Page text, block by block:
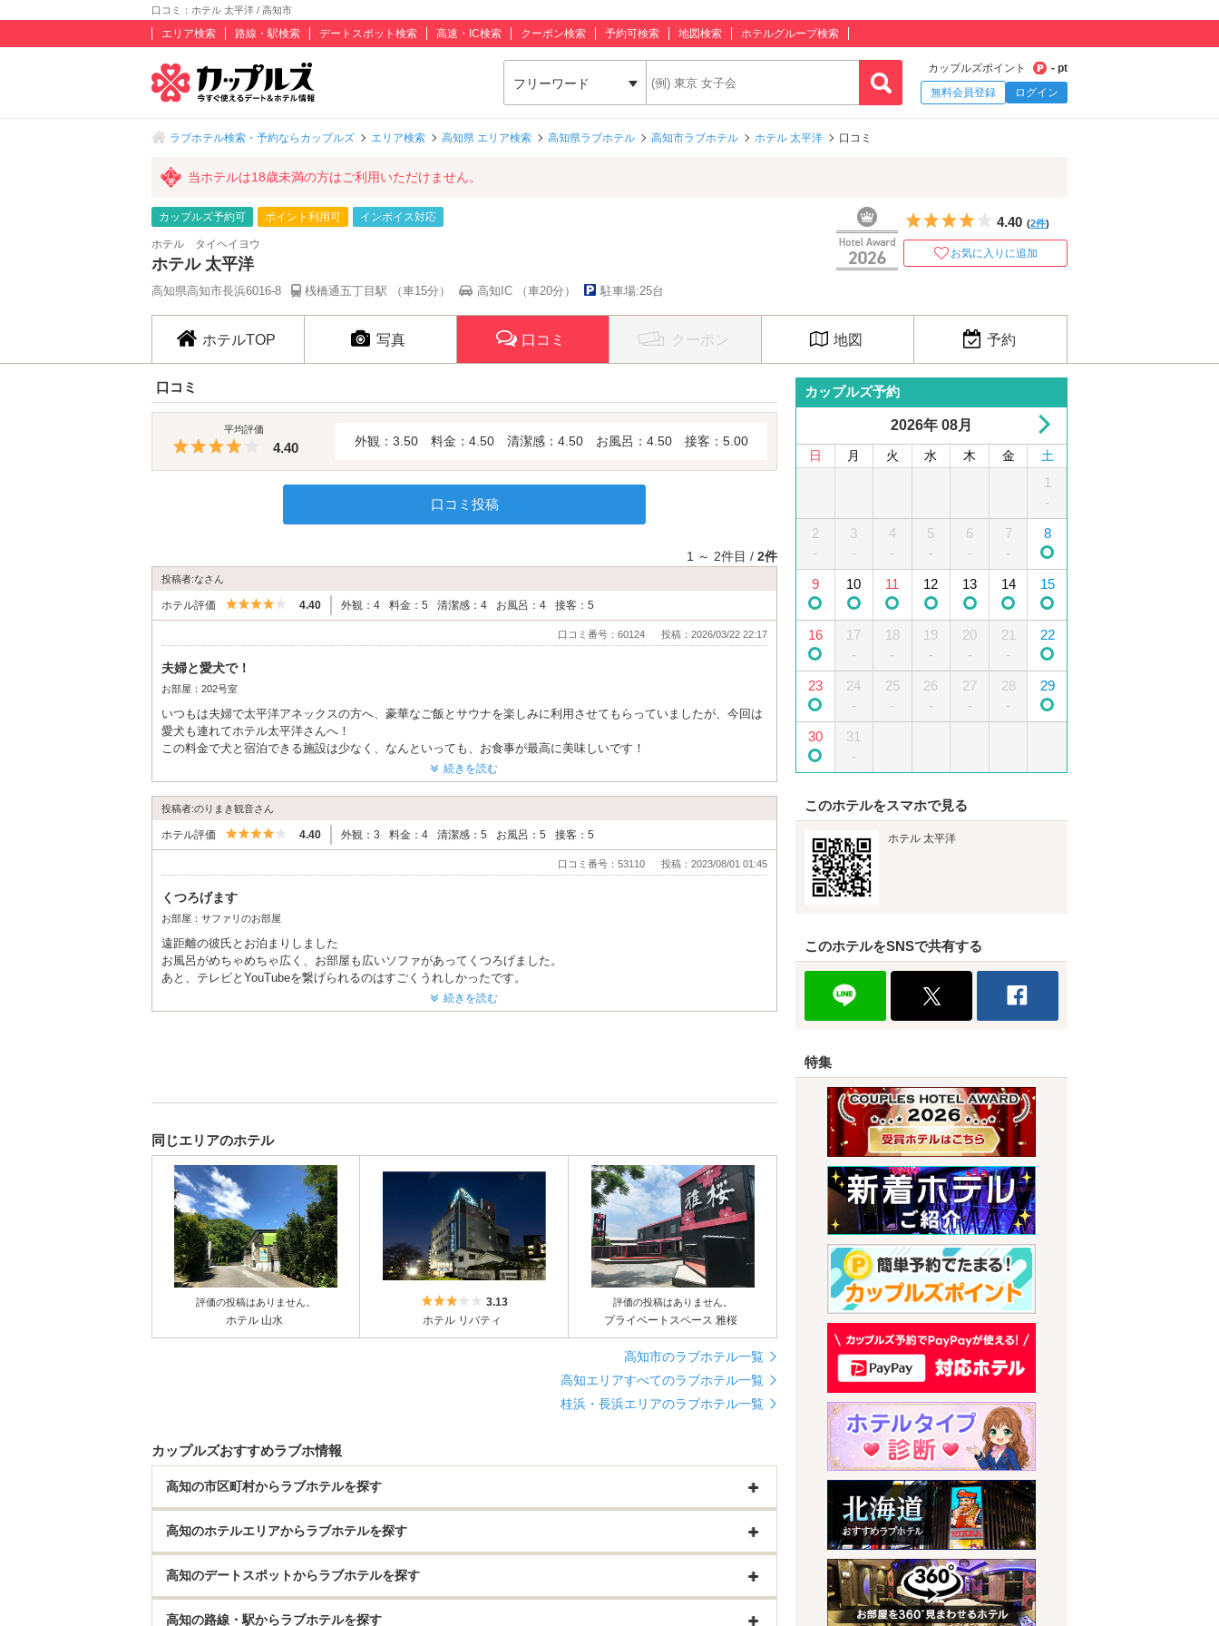
口コミ：ホテル 太平洋 / 高知市
エリア検索 路線・駅検索 デートスポット検索 高速・IC検索 クーポン検索 予約可検索 地図検索 ホテルグループ検索
フリーワード
カップルズポイント
- pt
無料会員登録
ログイン
ラブホテル検索・予約ならカップルズ エリア検索 高知県 エリア検索 高知県ラブホテル 高知市ラブホテル ホテル 太平洋 口コミ
当ホテルは18歳未満の方はご利用いただけません。
カップルズ予約可 ポイント利用可 インボイス対応
ホテル タイヘイヨウ
ホテル 太平洋
高知県高知市長浜6016-8 桟橋通五丁目駅 （車15分） 高知IC （車20分） 駐車場:25台
5つ星のうち4
4.40 (2件)
お気に入りに追加
ホテルTOP 写真 口コミ クーポン 地図 予約
口コミ
平均評価
5つ星のうち4
4.40 外観：3.50 料金：4.50 清潔感：4.50 お風呂：4.50 接客：5.00
口コミ投稿
1 ～ 2件目 / 2件
投稿者:なさん
ホテル評価 5つ星のうち4
4.40 外観：4 料金：5 清潔感：4 お風呂：4 接客：5
口コミ番号：60124 投稿：2026/03/22 22:17
夫婦と愛犬で！
お部屋：202号室
いつもは夫婦で太平洋アネックスの方へ、豪華なご飯とサウナを楽しみに利用させてもらっていましたが、今回は
愛犬も連れてホテル太平洋さんへ！
この料金で犬と宿泊できる施設は少なく、なんといっても、お食事が最高に美味しいです！
また、たくさん注文したにも関わらず、電話対応してくださった従業員さんが、とても気持のちいい接客で、充実
した休暇となりました。ありがとうございます！
続きを読む
投稿者:のりまき観音さん
ホテル評価 5つ星のうち4
4.40 外観：3 料金：4 清潔感：5 お風呂：5 接客：5
口コミ番号：53110 投稿：2023/08/01 01:45
くつろげます
お部屋：サファリのお部屋
遠距離の彼氏とお泊まりしました
お風呂がめちゃめちゃ広く、お部屋も広いソファがあってくつろげました。
あと、テレビとYouTubeを繋げられるのはすごくうれしかったです。
無料の飲み物をいただきましたが、フロントの方も感じが良くて、気に入ってます。
これからも利用します。
続きを読む
同じエリアのホテル
評価の投稿はありません。
ホテル 山水
5つ星のうち3
3.13
ホテル リバティ
評価の投稿はありません。
プライベートスペース 雅桜
高知市のラブホテル一覧
高知エリアすべてのラブホテル一覧
桂浜・長浜エリアのラブホテル一覧
カップルズおすすめラブホ情報
高知の市区町村からラブホテルを探す
高知のホテルエリアからラブホテルを探す
高知のデートスポットからラブホテルを探す
高知の路線・駅からラブホテルを探す
カップルズ予約
2026年 08月
日 月 火 水 木 金 土
1
-
2
-
3
-
4
-
5
-
6
-
7
-
8
9 10 11 12 13 14 15
16
17
-
18
-
19
-
20
-
21
-
22
23
24
-
25
-
26
-
27
-
28
-
29
30
31
-
5
6
7
-
8
-
9
-
10
-
11
-
12
13
14
-
15
-
16
-
17
-
18
-
19
20 21 22 23 24 25 26
27
28
-
29
-
30
-
このホテルをスマホで見る
ホテル 太平洋
このホテルをSNSで共有する
特集